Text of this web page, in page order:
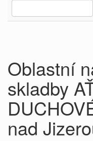
Oblastní
skladby
nad